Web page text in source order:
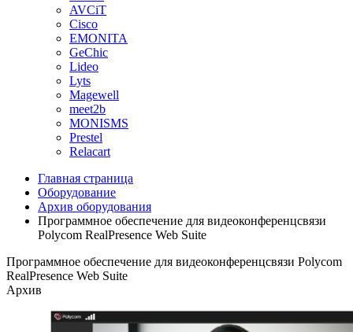
AVCiT
Cisco
EMONITA
GeChic
Lideo
Lyts
Magewell
meet2b
MONISMS
Prestel
Relacart
Главная страница
Оборудование
Архив оборудования
Программное обеспечение для видеоконференцсвязи
Polycom RealPresence Web Suite
Программное обеспечение для видеоконференцсвязи Polycom
RealPresence Web Suite
Архив